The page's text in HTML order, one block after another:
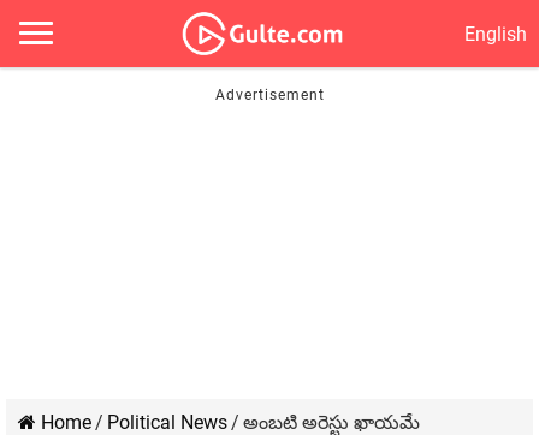
English
Home/ Political News/ అంబటి అరెస్టు ఖాయమే